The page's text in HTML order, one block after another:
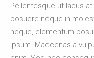
Pellentesque ut lacus
posuere neque in
neque, elementum
ipsum. Maecenas a